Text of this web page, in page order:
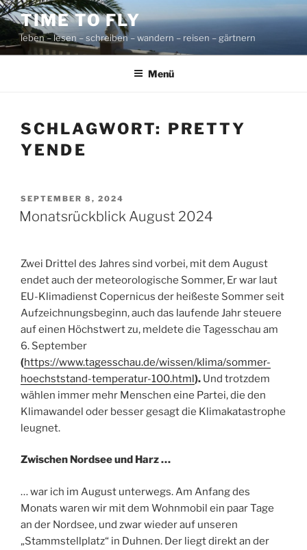
Zum
Inhalt
springen
TIME TO FLY
leben – lesen – schreiben – wandern – reisen – gärtnern
Menü
SCHLAGWORT: PRETTY
YENDE
VERÖFFENTLICHT
AM
SEPTEMBER 8, 2024
Monatsrückblick August 2024
Zwei Drittel des Jahres sind vorbei, mit dem August
endet auch der meteorologische Sommer, Er war laut
EU-Klimadienst Copernicus der heißeste Sommer seit
Aufzeichnungsbeginn, auch das laufende Jahr steuere
auf einen Höchstwert zu, meldete die Tagesschau am
6. September
(https://www.tagesschau.de/wissen/klima/sommer-
hoechststand-temperatur-100.html). Und trotzdem
wählen immer mehr Menschen eine Partei, die den
Klimawandel oder besser gesagt die Klimakatastrophe
leugnet.
Zwischen Nordsee und Harz …
… war ich im August unterwegs. Am Anfang des
Monats waren wir mit dem Wohnmobil ein paar Tage
an der Nordsee, und zwar wieder auf unseren
„Stammstellplatz“ in Duhnen. Der liegt direkt an der